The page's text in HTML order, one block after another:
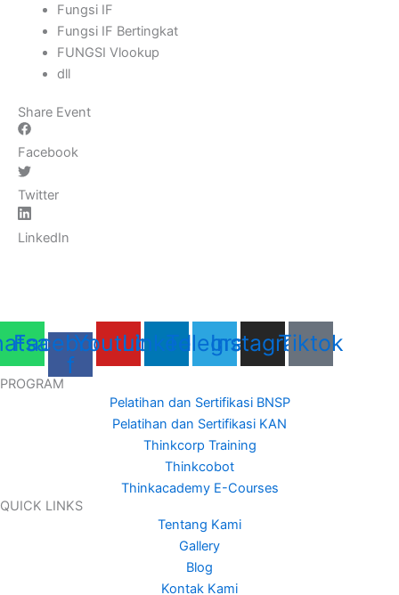
Fungsi IF
Fungsi IF Bertingkat
FUNGSI Vlookup
dll
Share Event
Facebook
Twitter
LinkedIn
Facebook-
f
YoutubeLinkedinTelegram
Instagram
Tiktok
PROGRAM
Pelatihan dan Sertifikasi BNSP
Pelatihan dan Sertifikasi KAN
Thinkcorp Training
Thinkcobot
Thinkacademy E-Courses
QUICK LINKS
Tentang Kami
Gallery
Blog
Kontak Kami